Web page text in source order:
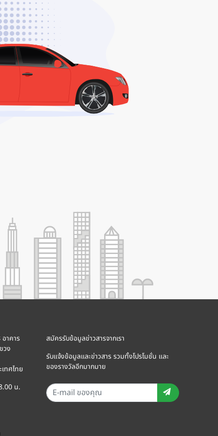
าคาร
วง
ทศไทย
น.
สมัครรับข้อมูลข่าวสารจากเรา
รับแจ้งข้อมูลและข่าวสาร รวมทั้งโปรโมชั่น และ
ของรางวัลอีกมากมาย